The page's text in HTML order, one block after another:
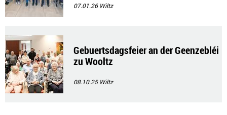
07.01.26 Wiltz
Gebuertsdagsfeier an der Geenzebléi
zu Wooltz
08.10.25 Wiltz